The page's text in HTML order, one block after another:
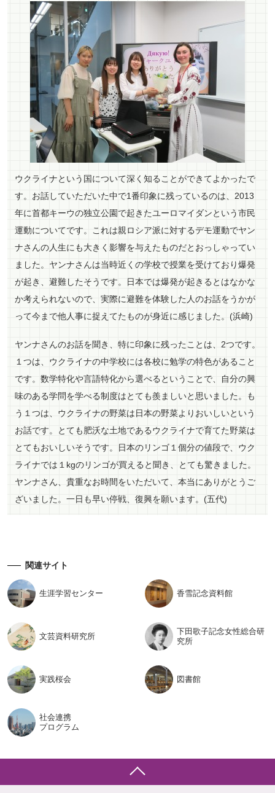
ウクライナという国について深く知ることができてよかったで
す。お話していただいた中で1番印象に残っているのは、2013
年に首都キーウの独立公園で起きたユーロマイダンという市民
運動についてです。これは親ロシア派に対するデモ運動でヤン
ナさんの人生にも大きく影響を与えたものだとおっしゃってい
ました。ヤンナさんは当時近くの学校で授業を受けており爆発
が起き、避難したそうです。日本では爆発が起きるとはなかな
か考えられないので、実際に避難を体験した人のお話をうかが
って今まで他人事に捉えてたものが身近に感じました。(浜崎)
ヤンナさんのお話を聞き、特に印象に残ったことは、2つです。
１つは、ウクライナの中学校には各校に勉学の特色があること
です。数学特化や言語特化から選べるということで、自分の興
味のある学問を学べる制度はとても羨ましいと思いました。も
う１つは、ウクライナの野菜は日本の野菜よりおいしいという
お話です。とても肥沃な土地であるウクライナで育てた野菜は
とてもおいしいそうです。日本のリンゴ１個分の値段で、ウク
ライナでは１kgのリンゴが買えると聞き、とても驚きました。
ヤンナさん、貴重なお時間をいただいて、本当にありがとうご
ざいました。一日も早い停戦、復興を願います。(五代)
関連サイト
生涯学習センター 香雪記念資料館
文芸資料研究所
下田歌子記念女性総合研
究所
実践桜会 図書館
社会連携
プログラム